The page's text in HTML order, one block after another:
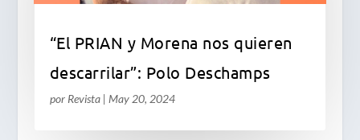
“El PRIAN y Morena nos quieren
descarrilar”: Polo Deschamps
por Revista| May 20, 2024